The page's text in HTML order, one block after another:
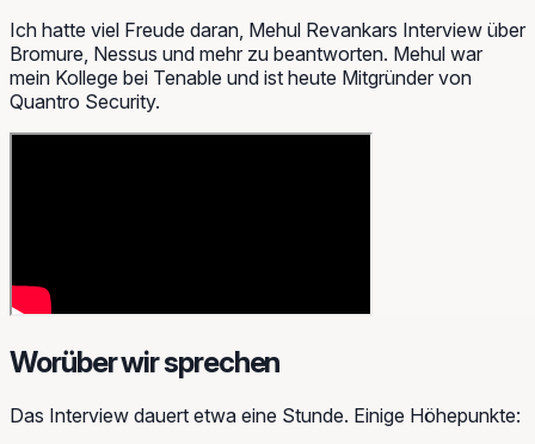
Ich hatte viel Freude daran, Mehul Revankars Interview über
Bromure, Nessus und mehr zu beantworten. Mehul war
mein Kollege bei Tenable und ist heute Mitgründer von
Quantro Security.
Worüber wir sprechen
Das Interview dauert etwa eine Stunde. Einige Höhepunkte: